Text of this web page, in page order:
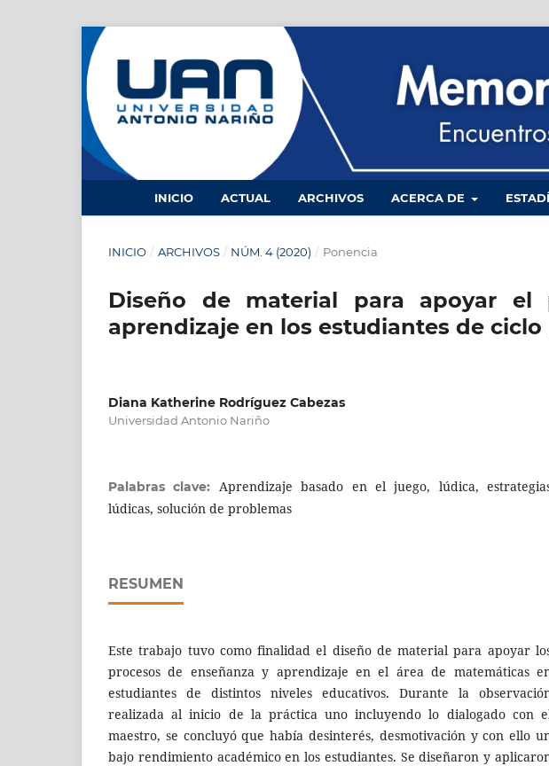
INICIO ACTUAL ARCHIVOS ACERCA DE
INICIO / ARCHIVOS / NÚM. 4 (2020) / Ponencia
Diseño de material para apoyar el
aprendizaje en los estudiantes de ciclo
Diana Katherine Rodríguez Cabezas
Universidad Antonio Nariño
Palabras clave: Aprendizaje basado en el juego, lúdica,
lúdicas, solución de problemas
RESUMEN
Este trabajo tuvo como finalidad el diseño de material para apoyar
procesos de enseñanza y aprendizaje en el área de matemáticas
estudiantes de distintos niveles educativos. Durante la
realizada al inicio de la práctica uno incluyendo lo dialogado con
maestro, se concluyó que había desinterés, desmotivación y con ello
bajo rendimiento académico en los estudiantes. Se diseñaron y